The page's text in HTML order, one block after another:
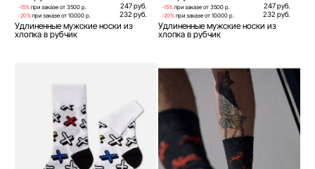
-15% при заказе от 3500 р. 247 руб.
-20% при заказе от 10000 р. 232 руб.
Удлиненные мужские носки из
хлопка в рубчик
-15% при заказе от 3500 р. 247 руб.
-20% при заказе от 10000 р. 232 руб.
Удлиненные мужские носки из
хлопка в рубчик